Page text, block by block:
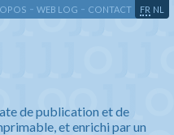
- WEB LOG - CONTACT FR NL
de publication et de
et enrichi par un